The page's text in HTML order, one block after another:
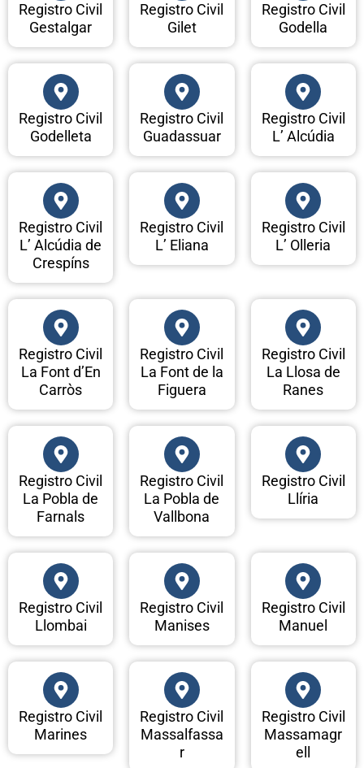
Registro Civil
Gestalgar
Registro Civil
Gilet
Registro Civil
Godella
Registro Civil
Godelleta
Registro Civil
Guadassuar
Registro Civil
L’ Alcúdia
Registro Civil
L’ Alcúdia de
Crespíns
Registro Civil
L’ Eliana
Registro Civil
L’ Olleria
Registro Civil
La Font d’En
Carròs
Registro Civil
La Font de la
Figuera
Registro Civil
La Llosa de
Ranes
Registro Civil
La Pobla de
Farnals
Registro Civil
La Pobla de
Vallbona
Registro Civil
Llíria
Registro Civil
Llombai
Registro Civil
Manises
Registro Civil
Manuel
Registro Civil
Marines
Registro Civil
Massalfassa
r
Registro Civil
Massamagr
ell